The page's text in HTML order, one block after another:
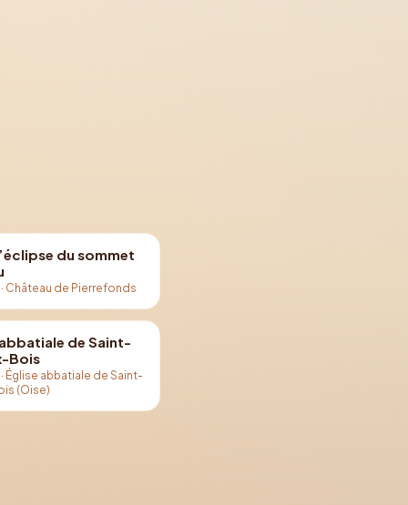
du sommet
· Château de Pierrefonds
de Saint-
Bois
· Église abbatiale de Saint-
(Oise)